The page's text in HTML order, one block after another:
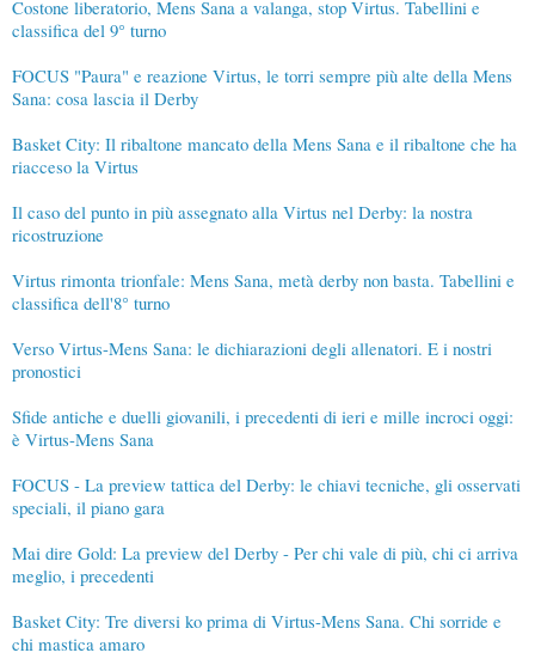
Costone liberatorio, Mens Sana a valanga, stop Virtus. Tabellini e
classifica del 9° turno
FOCUS "Paura" e reazione Virtus, le torri sempre più alte della Mens
Sana: cosa lascia il Derby
Basket City: Il ribaltone mancato della Mens Sana e il ribaltone che ha
riacceso la Virtus
Il caso del punto in più assegnato alla Virtus nel Derby: la nostra
ricostruzione
Virtus rimonta trionfale: Mens Sana, metà derby non basta. Tabellini e
classifica dell'8° turno
Verso Virtus-Mens Sana: le dichiarazioni degli allenatori. E i nostri
pronostici
Sfide antiche e duelli giovanili, i precedenti di ieri e mille incroci oggi:
è Virtus-Mens Sana
FOCUS - La preview tattica del Derby: le chiavi tecniche, gli osservati
speciali, il piano gara
Mai dire Gold: La preview del Derby - Per chi vale di più, chi ci arriva
meglio, i precedenti
Basket City: Tre diversi ko prima di Virtus-Mens Sana. Chi sorride e
chi mastica amaro